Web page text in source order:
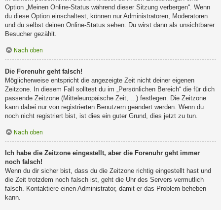
Option „Meinen Online-Status während dieser Sitzung verbergen“. Wenn
du diese Option einschaltest, können nur Administratoren, Moderatoren
und du selbst deinen Online-Status sehen. Du wirst dann als unsichtbarer
Besucher gezählt.
Nach oben
Die Forenuhr geht falsch!
Möglicherweise entspricht die angezeigte Zeit nicht deiner eigenen
Zeitzone. In diesem Fall solltest du im „Persönlichen Bereich“ die für dich
passende Zeitzone (Mitteleuropäische Zeit, ...) festlegen. Die Zeitzone
kann dabei nur von registrierten Benutzern geändert werden. Wenn du
noch nicht registriert bist, ist dies ein guter Grund, dies jetzt zu tun.
Nach oben
Ich habe die Zeitzone eingestellt, aber die Forenuhr geht immer
noch falsch!
Wenn du dir sicher bist, dass du die Zeitzone richtig eingestellt hast und
die Zeit trotzdem noch falsch ist, geht die Uhr des Servers vermutlich
falsch. Kontaktiere einen Administrator, damit er das Problem beheben
kann.